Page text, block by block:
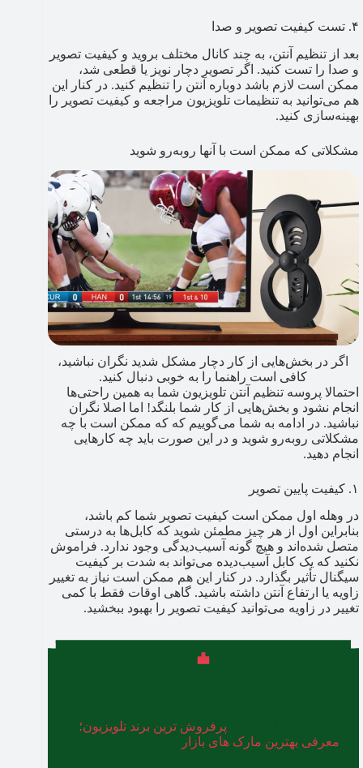
۴. تست کیفیت تصویر و صدا
بعد از تنظیم آنتن، به چند کانال مختلف بروید و کیفیت تصویر
و صدا را تست کنید. اگر تصویر دچار نویز یا قطعی شد،
ممکن است لازم باشد دوباره آنتن را تنظیم کنید. در کنار این
هم می‌توانید به تنظیمات تلویزیون مراجعه و کیفیت تصویر را
بهینه‌سازی کنید.
مشکلاتی که ممکن است با آنها روبه‌رو شوید
اگر در بخش‌هایی از کار دچار مشکل شدید نگران نباشید،
کافی است راهنما را به خوبی دنبال کنید.
احتمالا پروسه تنظیم آنتن تلویزیون شما به همین راحتی‌ها
انجام نشود و بخش‌هایی از کار شما بلنگد! اما اصلا نگران
نباشید. در ادامه به شما می‌گوییم که که ممکن است با چه
مشکلاتی روبه‌رو شوید و در این صورت باید چه کارهایی
انجام دهید.
۱. کیفیت پایین تصویر
در وهله اول ممکن است کیفیت تصویر شما کم باشد،
بنابراین اول از هر چیز مطمئن شوید که کابل‌ها به درستی
متصل شده‌اند و هیچ گونه آسیب‌دیدگی وجود ندارد. فراموش
نکنید که یک کابل آسیب‌دیده می‌تواند به شدت بر کیفیت
سیگنال تأثیر بگذارد. در کنار این هم ممکن است نیاز به تغییر
زاویه یا ارتفاع آنتن داشته باشید. گاهی اوقات فقط با کمی
تغییر در زاویه می‌توانید کیفیت تصویر را بهبود ببخشید.
پرفروش ترین برند تلویزیون؛
معرفی بهترین مارک های بازار